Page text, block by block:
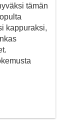
tämän
kappuraksi,